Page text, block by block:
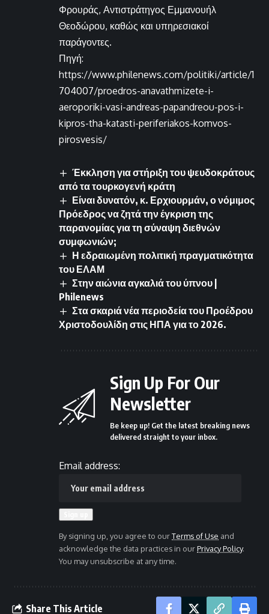
Φρουράς, Αντιστράτηγος Εμμανουήλ
Θεοδώρου, καθώς και υπηρεσιακοί
παράγοντες.
Πηγή:
https://www.philenews.com/politiki/article/1
704007/proedros-anavathmizete-i-
aeroporiki-vasi-andreas-papandreou-pos-i-
kipros-tha-katasti-periferiakos-komvos-
pirosvesis/
Έκκληση για στήριξη του ψευδοκράτους
από τα τουρκογενή κράτη
Είναι δυνατόν, κ. Ερχιουρμάν, ο νόμιμος
Πρόεδρος να ζητά την έγκριση της
παρανομίας για τη σύναψη διεθνών
συμφωνιών;
Η εδραιωμένη πολιτική πραγματικότητα
του ΕΛΑΜ
Στην αιώνια αγκαλιά του ύπνου |
Philenews
Στα σκαριά νέα περιοδεία του Προέδρου
Χριστοδουλίδη στις ΗΠΑ για το 2026.
Sign Up For Our
Newsletter
Be keep up! Get the latest breaking news
delivered straight to your inbox.
Email address:
By signing up, you agree to ourTerms of Use and
acknowledge the data practices in ourPrivacy Policy.
You may unsubscribe at any time.
Share This Article